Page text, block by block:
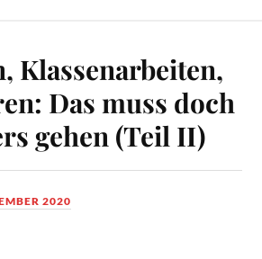
Klassenarbeiten,
Das muss doch
gehen (Teil II)
2020